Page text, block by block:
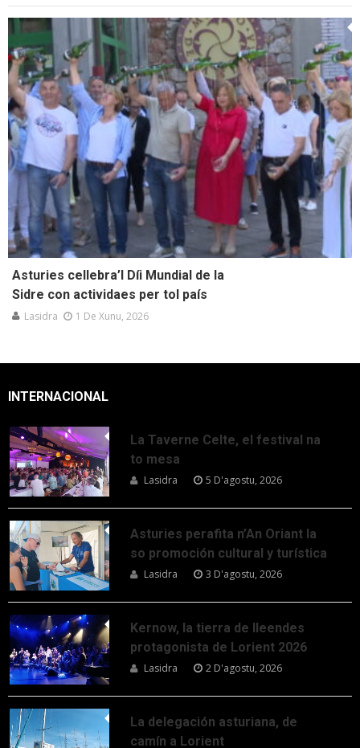
Asturies cellebra’l Díi Mundial de la
Sidre con actividaes per tol país
Lasidra 1 De Xunu, 2026
INTERNACIONAL
La Taverne Celte, el festival na
to mesa
Lasidra 5 D'agostu, 2026
Asturies perafita n’An Oriant la
so promoción cultural y turística
Lasidra 3 D'agostu, 2026
Kernow, la tierra de lleendes
protagonista de Lorient 2026
Lasidra 2 D'agostu, 2026
La delegación asturiana, de
camín a Lorient